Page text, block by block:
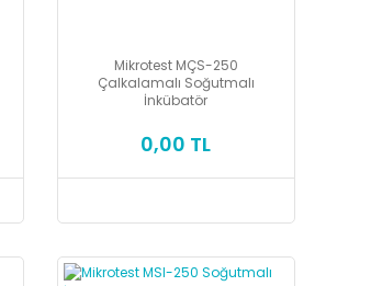
Mikrotest MÇS-250
Çalkalamalı Soğutmalı
İnkübatör
0,00 TL